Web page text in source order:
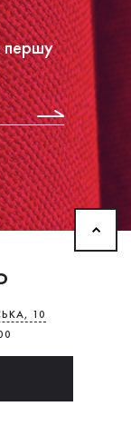
першу
10